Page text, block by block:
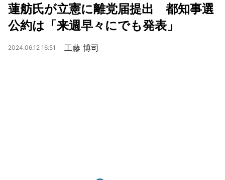
蓮舫氏が立憲に離党届提出 都知事選
公約は「来週早々にでも発表」
2024.06.12 16:51 工藤 博司